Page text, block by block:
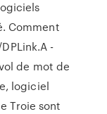
Comment
-
de mot de
logiciel
Troie sont